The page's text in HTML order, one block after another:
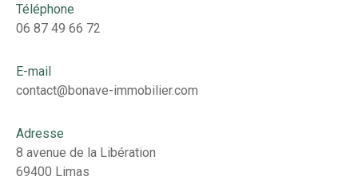
Téléphone
06 87 49 66 72
E-mail
contact@bonave-immobilier.com
Adresse
8 avenue de la Libération
69400 Limas